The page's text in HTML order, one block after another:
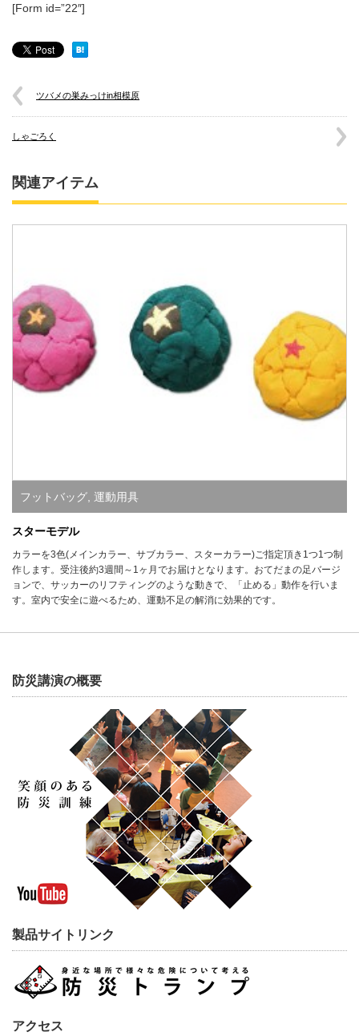
[Form id=”22″]
ツバメの巣みっけin相模原
しゃごろく
関連アイテム
フットバッグ, 運動用具
スターモデル
カラーを3色(メインカラー、サブカラー、スターカラー)ご指定頂き1つ1つ制
作します。受注後約3週間～1ヶ月でお届けとなります。おてだまの足バージ
ョンで、サッカーのリフティングのような動きで、「止める」動作を行いま
す。室内で安全に遊べるため、運動不足の解消に効果的です。
防災講演の概要
製品サイトリンク
アクセス